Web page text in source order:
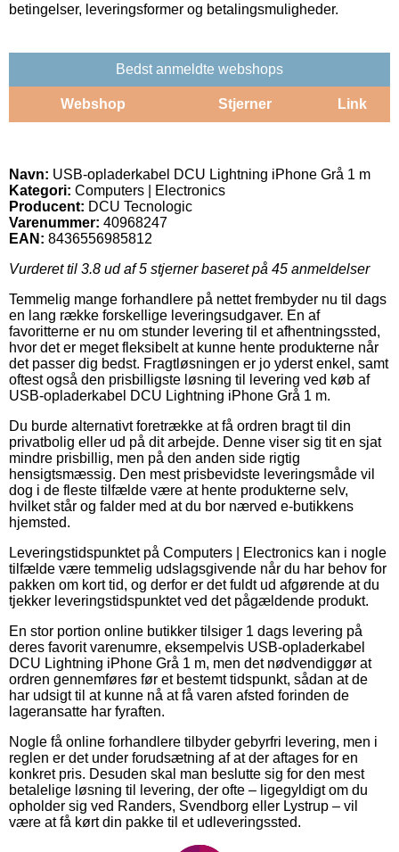
betingelser, leveringsformer og betalingsmuligheder.
Bedst anmeldte webshops
Webshop Stjerner Link
Navn: USB-opladerkabel DCU Lightning iPhone Grå 1 m
Kategori: Computers | Electronics
Producent: DCU Tecnologic
Varenummer: 40968247
EAN: 8436556985812
Vurderet til 3.8 ud af 5 stjerner baseret på 45 anmeldelser
Temmelig mange forhandlere på nettet frembyder nu til dags
en lang række forskellige leveringsudgaver. En af
favoritterne er nu om stunder levering til et afhentningssted,
hvor det er meget fleksibelt at kunne hente produkterne når
det passer dig bedst. Fragtløsningen er jo yderst enkel, samt
oftest også den prisbilligste løsning til levering ved køb af
USB-opladerkabel DCU Lightning iPhone Grå 1 m.
Du burde alternativt foretrække at få ordren bragt til din
privatbolig eller ud på dit arbejde. Denne viser sig tit en sjat
mindre prisbillig, men på den anden side rigtig
hensigtsmæssig. Den mest prisbevidste leveringsmåde vil
dog i de fleste tilfælde være at hente produkterne selv,
hvilket står og falder med at du bor nærved e-butikkens
hjemsted.
Leveringstidspunktet på Computers | Electronics kan i nogle
tilfælde være temmelig udslagsgivende når du har behov for
pakken om kort tid, og derfor er det fuldt ud afgørende at du
tjekker leveringstidspunktet ved det pågældende produkt.
En stor portion online butikker tilsiger 1 dags levering på
deres favorit varenumre, eksempelvis USB-opladerkabel
DCU Lightning iPhone Grå 1 m, men det nødvendiggør at
ordren gennemføres før et bestemt tidspunkt, sådan at de
har udsigt til at kunne nå at få varen afsted forinden de
lageransatte har fyraften.
Nogle få online forhandlere tilbyder gebyrfri levering, men i
reglen er det under forudsætning af at der aftages for en
konkret pris. Desuden skal man beslutte sig for den mest
betalelige løsning til levering, der ofte – ligegyldigt om du
opholder sig ved Randers, Svendborg eller Lystrup – vil
være at få kørt din pakke til et udleveringssted.